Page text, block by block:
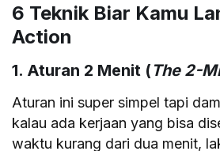
6 Teknik Biar Kamu
Action
1. Aturan 2 Menit (The 2-
Aturan ini super simpel tapi
kalau ada kerjaan yang bisa
waktu kurang dari dua menit,